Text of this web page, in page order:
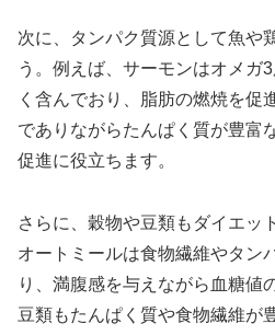
次に、タンパク質源として魚や
う。例えば、サーモンはオメガ
く含んでおり、脂肪の燃焼を促
でありながらたんぱく質が豊富
促進に役立ちます。
さらに、穀物や豆類もダイエッ
オートミールは食物繊維やタン
り、満腹感を与えながら血糖値
豆類もたんぱく質や食物繊維が